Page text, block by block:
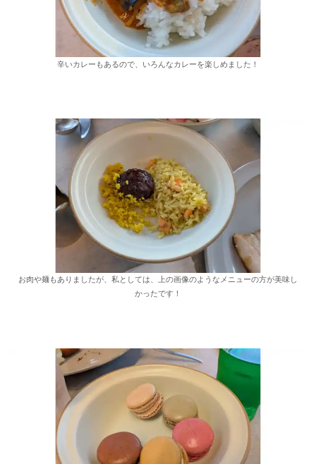
辛いカレーもあるので、いろんなカレーを楽しめました！
お肉や麺もありましたが、私としては、上の画像のようなメニューの方が美味し
かったです！